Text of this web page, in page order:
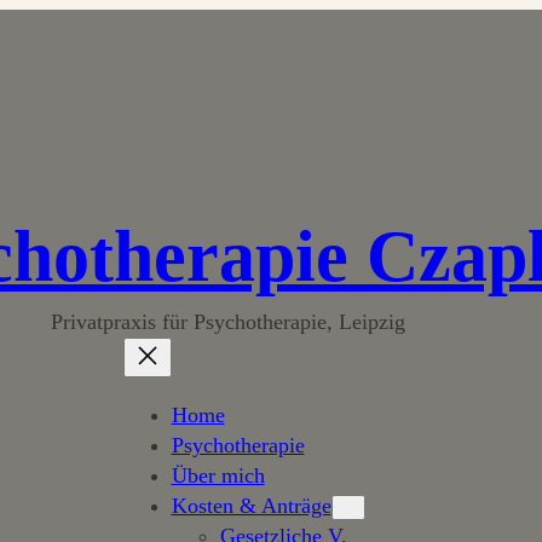
Privatpraxis für Psychotherapie, Leipzig
Home
Psychotherapie
Über mich
Kosten & Anträge
Gesetzliche V.